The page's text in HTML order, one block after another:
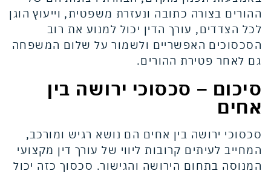
ההורים בצורה כתובה ונעזרת משפטית, וייעוץ הוגן
לכל הצדדים, עורך הדין יכול למנוע את רוב
הסכסוכים האפשריים ולשמור על שלום המשפחה
גם לאחר פטירת ההורים.
סיכום – סכסוכי ירושה בין
אחים
סכסוכי ירושה בין אחים הם נושא רגיש ומורכב,
המחייב לעיתים קרובות ליווי של עורך דין מקצועי
המנוסה בתחום הירושה והגישור. סכסוך כזה יכול